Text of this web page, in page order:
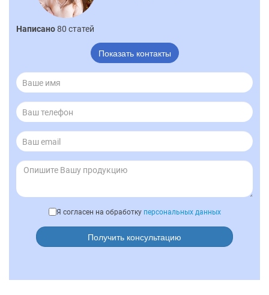
Написано80 статей
Показать контакты
Я согласен на обработку персональных данных
Получить консультацию